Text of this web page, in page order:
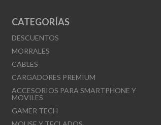
CATEGORÍAS
DESCUENTOS
MORRALES
CABLES
CARGADORES PREMIUM
ACCESORIOS PARA SMARTPHONE Y
MOVILES
GAMER TECH